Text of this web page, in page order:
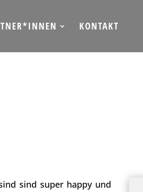
KONTAKT
sind super happy und